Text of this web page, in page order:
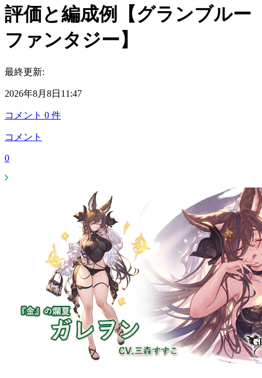
評価と編成例【グランブルー
ファンタジー】
最終更新:
2026年8月8日11:47
コメント 0 件
コメント
0